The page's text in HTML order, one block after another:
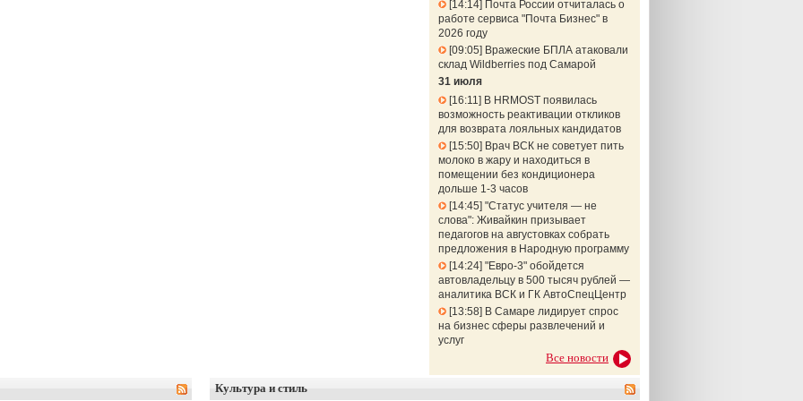
14:14 Почта России отчиталась о
работе сервиса "Почта Бизнес" в
2026 году
09:05
Вражеские БПЛА атаковали
склад Wildberries под Самарой
31 июля
16:11
В HRMOST появилась
возможность реактивации откликов
для возврата лояльных кандидатов
15:50 Врач ВСК не советует пить
молоко в жару и находиться в
помещении без кондиционера
дольше 1-3 часов
14:45 "Статус учителя — не
слова": Живайкин призывает
педагогов на августовках собрать
предложения в Народную программу
14:24 "Евро-3" обойдется
автовладельцу в 500 тысяч рублей —
аналитика ВСК и ГК АвтоСпецЦентр
13:58 В Самаре лидирует спрос
на бизнес сферы развлечений и
услуг
Все новости
Культура и стиль